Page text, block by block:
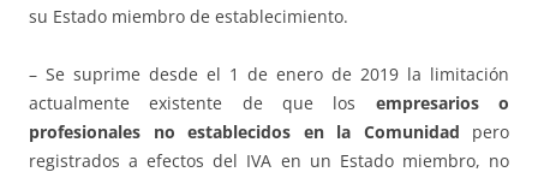
su Estado miembro de establecimiento.
– Se suprime desde el 1 de enero de 2019 la limitación
actualmente existente de que los empresarios o
profesionales no establecidos en la Comunidad pero
registrados a efectos del IVA en un Estado miembro, no